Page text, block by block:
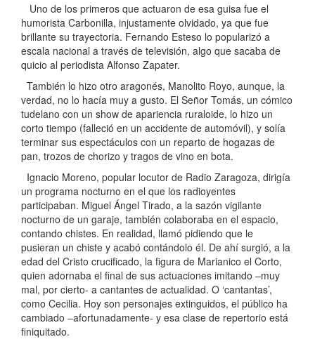
Uno de los primeros que actuaron de esa guisa fue el
humorista Carbonilla, injustamente olvidado, ya que fue
brillante su trayectoria. Fernando Esteso lo popularizó a
escala nacional a través de televisión, algo que sacaba de
quicio al periodista Alfonso Zapater.
También lo hizo otro aragonés, Manolito Royo, aunque, la
verdad, no lo hacía muy a gusto. El Señor Tomás, un cómico
tudelano con un show de apariencia ruraloide, lo hizo un
corto tiempo (falleció en un accidente de automóvil), y solía
terminar sus espectáculos con un reparto de hogazas de
pan, trozos de chorizo y tragos de vino en bota.
Ignacio Moreno, popular locutor de Radio Zaragoza, dirigía
un programa nocturno en el que los radioyentes
participaban. Miguel Ángel Tirado, a la sazón vigilante
nocturno de un garaje, también colaboraba en el espacio,
contando chistes. En realidad, llamó pidiendo que le
pusieran un chiste y acabó contándolo él. De ahí surgió, a la
edad del Cristo crucificado, la figura de Marianico el Corto,
quien adornaba el final de sus actuaciones imitando –muy
mal, por cierto- a cantantes de actualidad. O ‘cantantas’,
como Cecilia. Hoy son personajes extinguidos, el público ha
cambiado –afortunadamente- y esa clase de repertorio está
finiquitado.